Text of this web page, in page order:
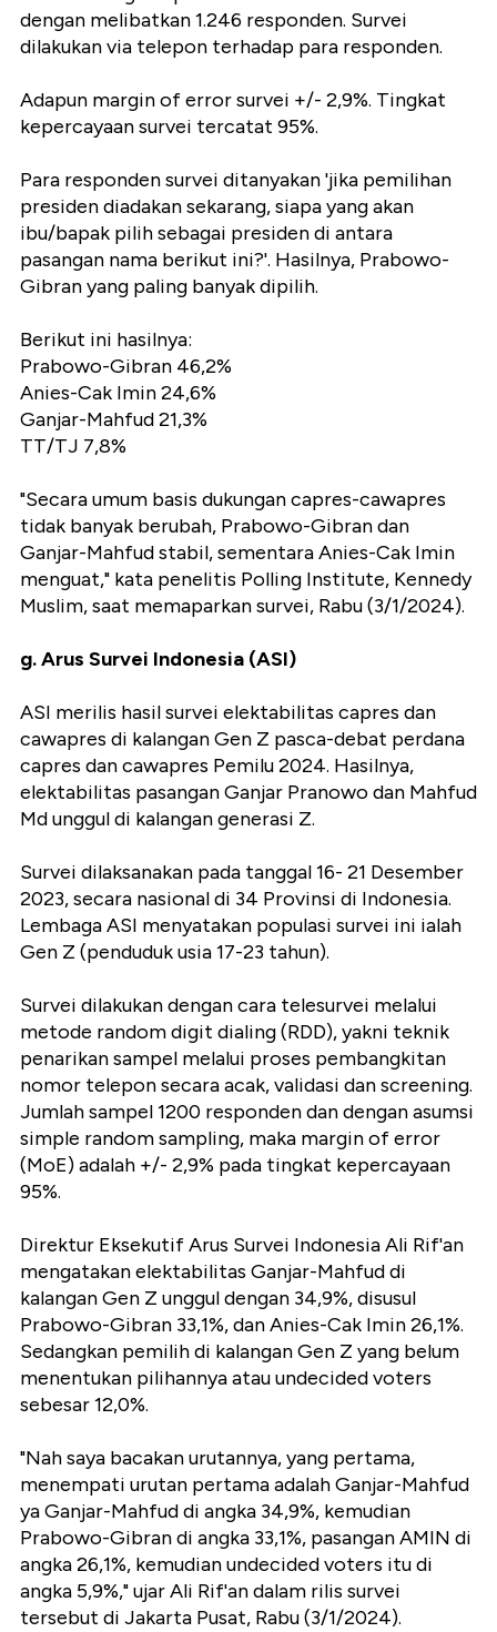
dengan melibatkan 1.246 responden. Survei
dilakukan via telepon terhadap para responden.
Adapun margin of error survei +/- 2,9%. Tingkat
kepercayaan survei tercatat 95%.
Para responden survei ditanyakan 'jika pemilihan
presiden diadakan sekarang, siapa yang akan
ibu/bapak pilih sebagai presiden di antara
pasangan nama berikut ini?'. Hasilnya, Prabowo-
Gibran yang paling banyak dipilih.
Berikut ini hasilnya:
Prabowo-Gibran 46,2%
Anies-Cak Imin 24,6%
Ganjar-Mahfud 21,3%
TT/TJ 7,8%
"Secara umum basis dukungan capres-cawapres
tidak banyak berubah, Prabowo-Gibran dan
Ganjar-Mahfud stabil, sementara Anies-Cak Imin
menguat," kata penelitis Polling Institute, Kennedy
Muslim, saat memaparkan survei, Rabu (3/1/2024).
g. Arus Survei Indonesia (ASI)
ASI merilis hasil survei elektabilitas capres dan
cawapres di kalangan Gen Z pasca-debat perdana
capres dan cawapres Pemilu 2024. Hasilnya,
elektabilitas pasangan Ganjar Pranowo dan Mahfud
Md unggul di kalangan generasi Z.
Survei dilaksanakan pada tanggal 16- 21 Desember
2023, secara nasional di 34 Provinsi di Indonesia.
Lembaga ASI menyatakan populasi survei ini ialah
Gen Z (penduduk usia 17-23 tahun).
Survei dilakukan dengan cara telesurvei melalui
metode random digit dialing (RDD), yakni teknik
penarikan sampel melalui proses pembangkitan
nomor telepon secara acak, validasi dan screening.
Jumlah sampel 1200 responden dan dengan asumsi
simple random sampling, maka margin of error
(MoE) adalah +/- 2,9% pada tingkat kepercayaan
95%.
Direktur Eksekutif Arus Survei Indonesia Ali Rif'an
mengatakan elektabilitas Ganjar-Mahfud di
kalangan Gen Z unggul dengan 34,9%, disusul
Prabowo-Gibran 33,1%, dan Anies-Cak Imin 26,1%.
Sedangkan pemilih di kalangan Gen Z yang belum
menentukan pilihannya atau undecided voters
sebesar 12,0%.
"Nah saya bacakan urutannya, yang pertama,
menempati urutan pertama adalah Ganjar-Mahfud
ya Ganjar-Mahfud di angka 34,9%, kemudian
Prabowo-Gibran di angka 33,1%, pasangan AMIN di
angka 26,1%, kemudian undecided voters itu di
angka 5,9%," ujar Ali Rif'an dalam rilis survei
tersebut di Jakarta Pusat, Rabu (3/1/2024).